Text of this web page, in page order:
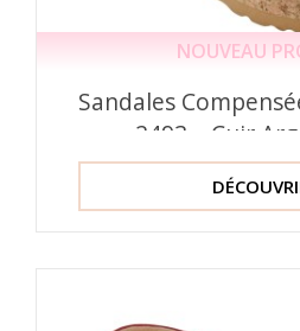
NOUVEAU
Sandales
2493 – Cuir